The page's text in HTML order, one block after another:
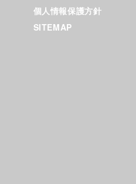
個人情報保護方針
SITEMAP